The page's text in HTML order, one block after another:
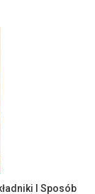
I Sposób